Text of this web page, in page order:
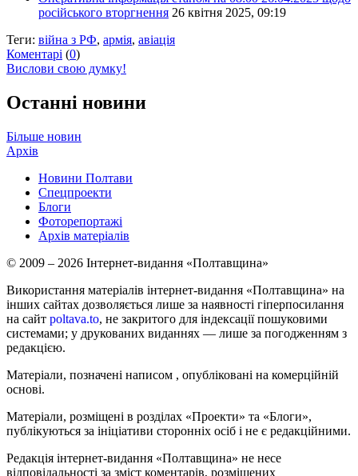
російського вторгнення 26 квітня 2025, 09:19
Теги: війна з РФ, армія, авіація
Коментарі (0)
Вислови свою думку!
Останні новини
Більше новин
Архів
Новини Полтави
Спецпроекти
Блоги
Фоторепортажі
Архів матеріалів
© 2009 – 2026 Інтернет-видання «Полтавщина»
Використання матеріалів інтернет-видання «Полтавщина» на
інших сайтах дозволяється лише за наявності гіперпосилання
на сайт poltava.to, не закритого для індексації пошуковими
системами; у друкованих виданнях — лише за погодженням з
редакцією.
Матеріали, позначені написом , опубліковані на комерційній
основі.
Матеріали, розміщені в розділах «Проекти» та «Блоги»,
публікуються за ініціативи сторонніх осіб і не є редакційними.
Редакція інтернет-видання «Полтавщина» не несе
відповідальності за зміст коментарів, розміщених